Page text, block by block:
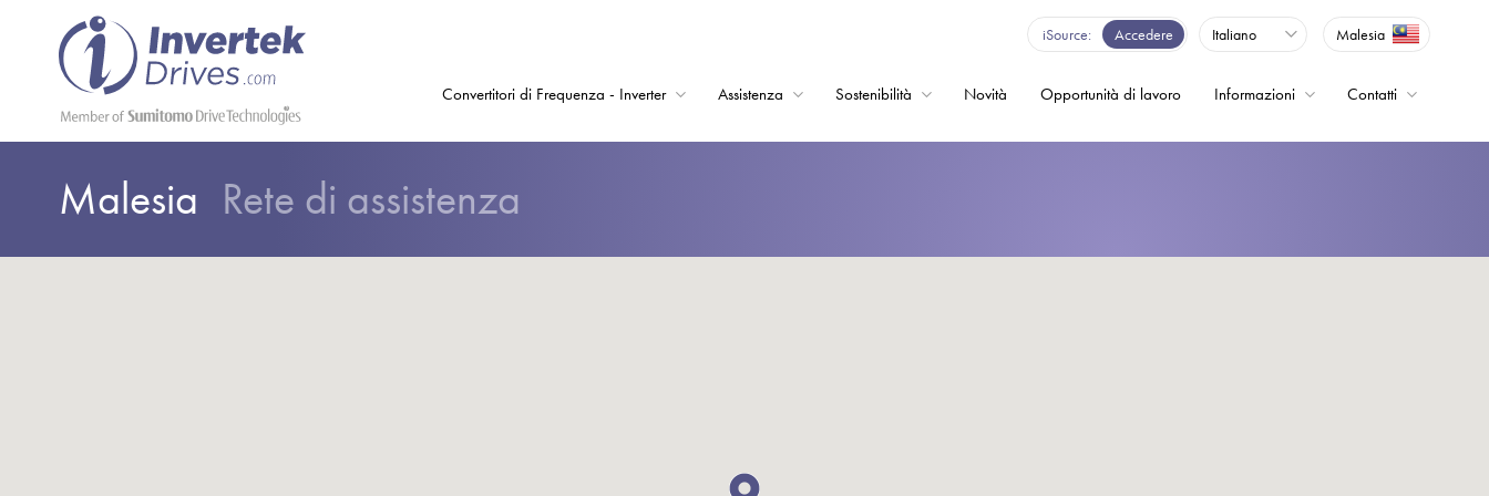
iSource Accedere Italiano Malesia
Convertitori di Frequenza - Inverter Assistenza Sostenibilità Novità Opportunità di lavoro Informazioni Contatti
Malesia Rete di assistenza